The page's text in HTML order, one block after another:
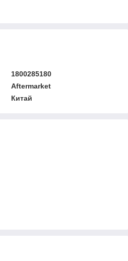
1800285180
Aftermarket
Китай